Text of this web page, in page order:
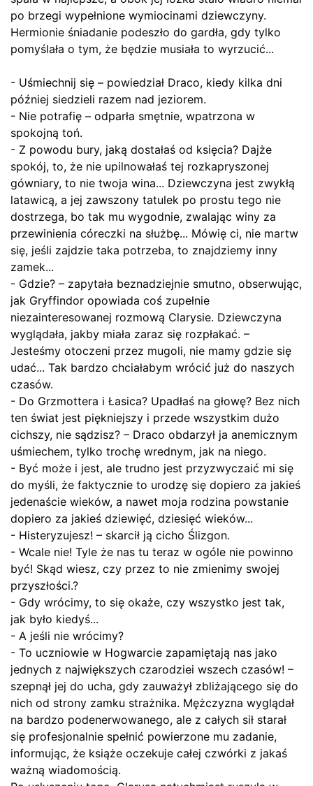
po brzegi wypełnione wymiocinami dziewczyny.
Hermionie śniadanie podeszło do gardła, gdy tylko
pomyślała o tym, że będzie musiała to wyrzucić...
- Uśmiechnij się – powiedział Draco, kiedy kilka dni
później siedzieli razem nad jeziorem.
- Nie potrafię – odparła smętnie, wpatrzona w
spokojną toń.
- Z powodu bury, jaką dostałaś od księcia? Dajże
spokój, to, że nie upilnowałaś tej rozkapryszonej
gówniary, to nie twoja wina... Dziewczyna jest zwykłą
latawicą, a jej zawszony tatulek po prostu tego nie
dostrzega, bo tak mu wygodnie, zwalając winy za
przewinienia córeczki na służbę... Mówię ci, nie martw
się, jeśli zajdzie taka potrzeba, to znajdziemy inny
zamek...
- Gdzie? – zapytała beznadziejnie smutno, obserwując,
jak Gryffindor opowiada coś zupełnie
niezainteresowanej rozmową Clarysie. Dziewczyna
wyglądała, jakby miała zaraz się rozpłakać. –
Jesteśmy otoczeni przez mugoli, nie mamy gdzie się
udać... Tak bardzo chciałabym wrócić już do naszych
czasów.
- Do Grzmottera i Łasica? Upadłaś na głowę? Bez nich
ten świat jest piękniejszy i przede wszystkim dużo
cichszy, nie sądzisz? – Draco obdarzył ja anemicznym
uśmiechem, tylko trochę wrednym, jak na niego.
- Być może i jest, ale trudno jest przyzwyczaić mi się
do myśli, że faktycznie to urodzę się dopiero za jakieś
jedenaście wieków, a nawet moja rodzina powstanie
dopiero za jakieś dziewięć, dziesięć wieków...
- Histeryzujesz! – skarcił ją cicho Ślizgon.
- Wcale nie! Tyle że nas tu teraz w ogóle nie powinno
być! Skąd wiesz, czy przez to nie zmienimy swojej
przyszłości.?
- Gdy wrócimy, to się okaże, czy wszystko jest tak,
jak było kiedyś...
- A jeśli nie wrócimy?
- To uczniowie w Hogwarcie zapamiętają nas jako
jednych z największych czarodziei wszech czasów! –
szepnął jej do ucha, gdy zauważył zbliżającego się do
nich od strony zamku strażnika. Mężczyzna wyglądał
na bardzo podenerwowanego, ale z całych sił starał
się profesjonalnie spełnić powierzone mu zadanie,
informując, że książe oczekuje całej czwórki z jakaś
ważną wiadomością.